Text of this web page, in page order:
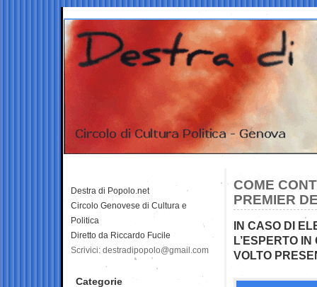
COME
PREMIER
IN CASO DI
L’ESPERTO
VOLTO
Destra di Popolo.net
Circolo Genovese di Cultura e
Politica
Diretto da Riccardo Fucile
Scrivici: destradipopolo@gmail.com
Categorie